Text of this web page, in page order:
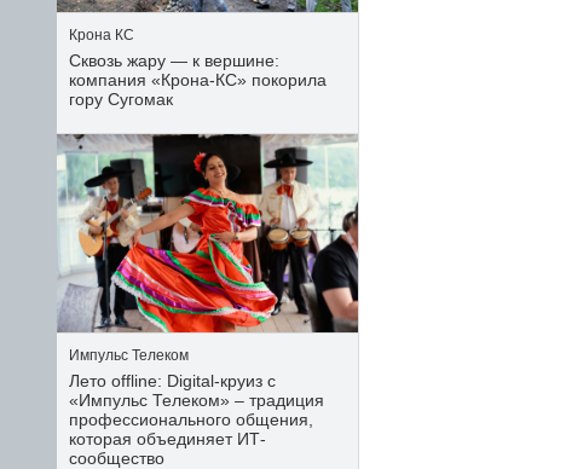
Крона КС
Сквозь жару — к вершине:
компания «Крона‑КС» покорила
гору Сугомак
Импульс Телеком
Лето offline: Digital-круиз с
«Импульс Телеком» – традиция
профессионального общения,
которая объединяет ИТ-
сообщество